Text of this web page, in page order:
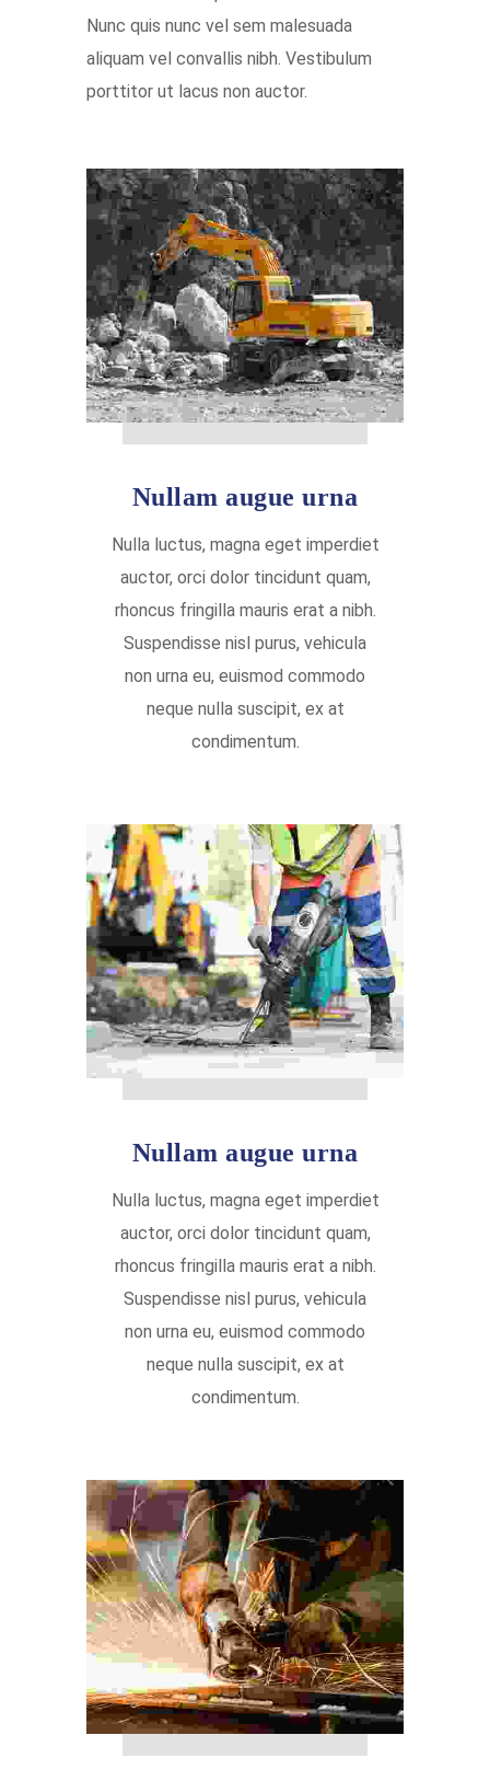
Nunc quis nunc vel sem malesuada
aliquam vel convallis nibh. Vestibulum
porttitor ut lacus non auctor.
Nullam augue urna
Nulla luctus, magna eget imperdiet
auctor, orci dolor tincidunt quam,
rhoncus fringilla mauris erat a nibh.
Suspendisse nisl purus, vehicula
non urna eu, euismod commodo
neque nulla suscipit, ex at
condimentum.
Nullam augue urna
Nulla luctus, magna eget imperdiet
auctor, orci dolor tincidunt quam,
rhoncus fringilla mauris erat a nibh.
Suspendisse nisl purus, vehicula
non urna eu, euismod commodo
neque nulla suscipit, ex at
condimentum.